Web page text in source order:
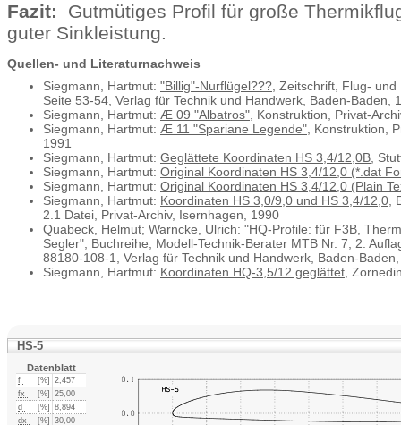
Fazit: Gutmütiges Profil für große
guter Sinkleistung.
Quellen- und Literaturnachweis
Siegmann, Hartmut: "Billig"-Nurflügel??? , Zeitschrift, Flug-
Seite 53-54, Verlag für Technik und Handwerk, Baden-Baden,
Siegmann, Hartmut: Æ 09 "Albatros" , Konstruktion, Privat-
Siegmann, Hartmut: Æ 11 "Spariane Legende" , Konstruktion,
1991
Siegmann, Hartmut: Geglättete Koordinaten HS 3,4/12,0B ,
Siegmann, Hartmut: Original Koordinaten HS 3,4/12,0 (*.dat
Siegmann, Hartmut: Original Koordinaten HS 3,4/12,0 (Plain
Siegmann, Hartmut: Koordinaten HS 3,0/9,0 und HS 3,4/12,0
2.1 Datei, Privat-Archiv, Isernhagen, 1990
Quabeck, Helmut; Warncke, Ulrich: "HQ-Profile: für F3B,
Segler", Buchreihe, Modell-Technik-Berater MTB Nr. 7, 2.
88180-108-1, Verlag für Technik und Handwerk, Baden-
Siegmann, Hartmut: Koordinaten HQ-3,5/12 geglättet ,
HS-5
Datenblatt
f [%]
2,457
fx
[%]
25,00
d
[%]
8,894
dx
[%]
30,00